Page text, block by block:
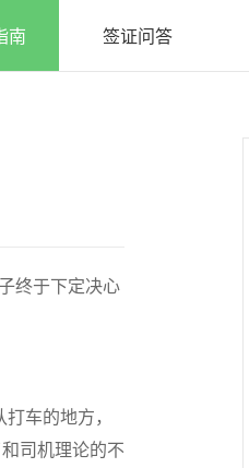
南 签证问答
终于下定决心
车的地方，
司机理论的不